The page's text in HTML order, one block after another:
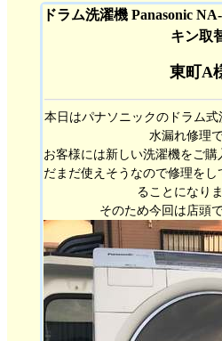
ドラム洗濯機 Panasonic
キン取
東町A
本日はパナソニックのドラム
水漏れ修理で
お客様には新しい洗濯機をご購
だまだ使えそうなので修理を
ることになり
そのため今回は店頭